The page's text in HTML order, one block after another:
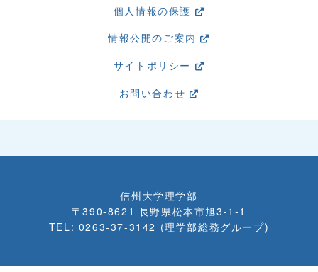
個人情報の保護
情報公開のご案内
サイトポリシー
お問い合わせ
信州大学理学部
〒390-8621 長野県松本市旭3-1-1
TEL: 0263-37-3142 (理学部総務グループ)